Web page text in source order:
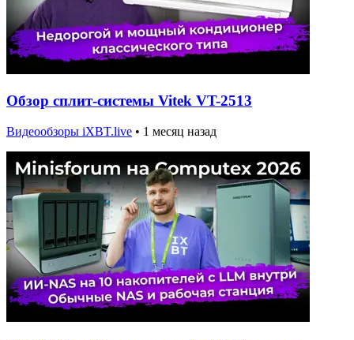
Обзор сплит-системы Vitek VT-2513
Видеообзоры iXBT.live • 1 месяц назад